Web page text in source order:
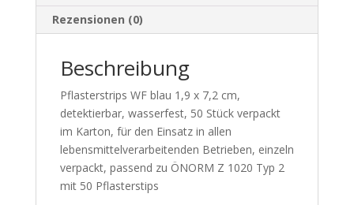
Rezensionen (0)
Beschreibung
Pflasterstrips WF blau 1,9 x 7,2 cm,
detektierbar, wasserfest, 50 Stück verpackt
im Karton, für den Einsatz in allen
lebensmittelverarbeitenden Betrieben, einzeln
verpackt, passend zu ÖNORM Z 1020 Typ 2
mit 50 Pflasterstips